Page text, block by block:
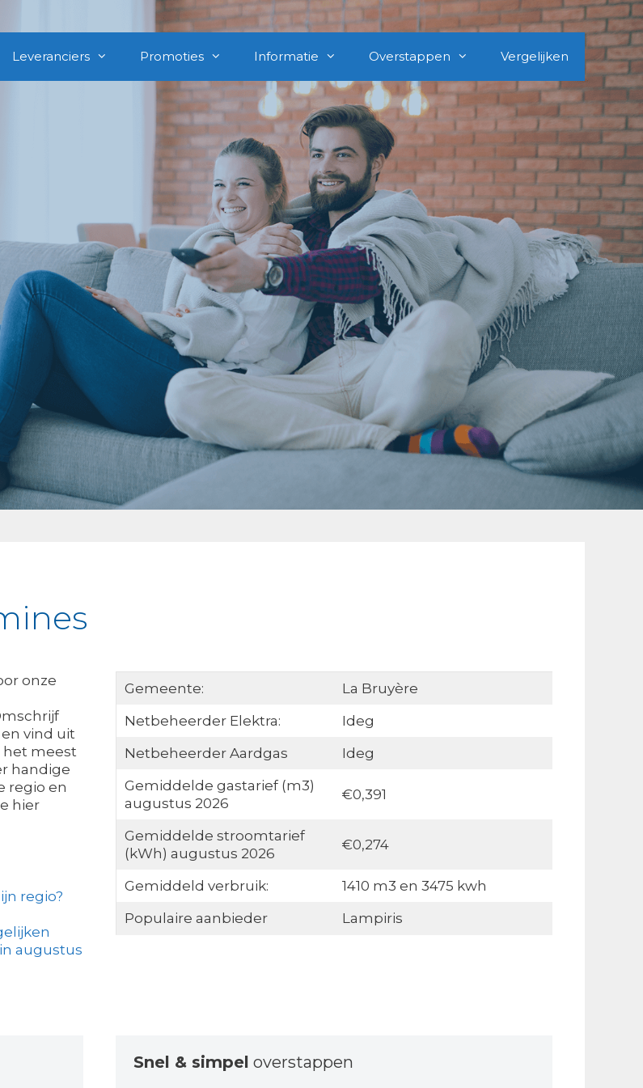
Leveranciers Promoties Informatie Overstappen Vergelijken
onze
vind uit
het meest
handige
regio en
hier
regio?
augustus
Gemeente:
La Bruyère
Netbeheerder Elektra:
Ideg
Netbeheerder Aardgas
Ideg
Gemiddelde gastarief (m3)
augustus 2026
€0,391
Gemiddelde stroomtarief
(kWh) augustus 2026
€0,274
Gemiddeld verbruik:
1410 m3 en 3475 kwh
Populaire aanbieder
Lampiris
Snel & simpel overstappen